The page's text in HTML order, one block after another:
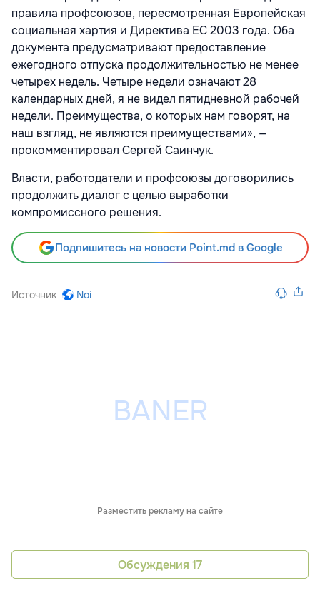
правила профсоюзов, пересмотренная Европейская
социальная хартия и Директива ЕС 2003 года. Оба
документа предусматривают предоставление
ежегодного отпуска продолжительностью не менее
четырех недель. Четыре недели означают 28
календарных дней, я не видел пятидневной рабочей
недели. Преимущества, о которых нам говорят, на
наш взгляд, не являются преимуществами», —
прокомментировал Сергей Саинчук.
Власти, работодатели и профсоюзы договорились
продолжить диалог с целью выработки
компромиссного решения.
Подпишитесь на новости Point.md в Google
Источник Noi
Разместить рекламу на сайте
Обсуждения 17